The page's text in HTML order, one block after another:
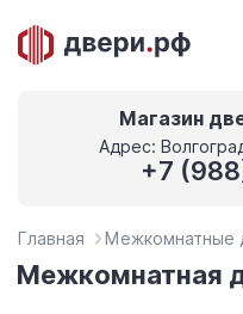
Магазин
Адрес:
+7
Главная Межкомнатные
Межкомнатная